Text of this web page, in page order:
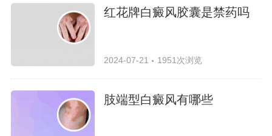
红花牌白癜风胶囊是禁药吗
2024-07-21 1951次浏览
肢端型白癜风有哪些